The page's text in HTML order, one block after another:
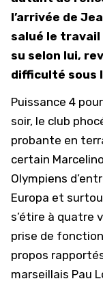
l’arrivée de
salué le travail
su selon lui,
difficulté sous
Puissance 4
soir, le club
probante en
certain
Olympiens
Europa et
s’étire à quatre
prise de
propos
marseillais Pau